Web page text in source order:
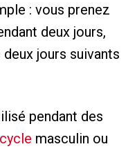
: vous prenez
deux jours,
jours suivants
pendant des
cycle masculin ou